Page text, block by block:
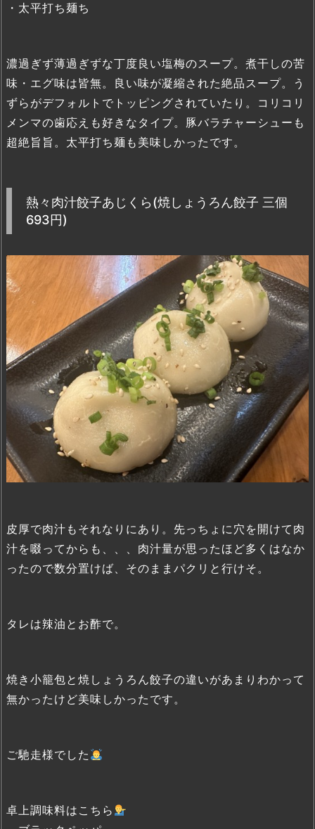
・太平打ち麺ち
濃過ぎず薄過ぎずな丁度良い塩梅のスープ。煮干しの苦
味・エグ味は皆無。良い味が凝縮された絶品スープ。う
ずらがデフォルトでトッピングされていたり。コリコリ
メンマの歯応えも好きなタイプ。豚バラチャーシューも
超絶旨旨。太平打ち麺も美味しかったです。
熱々肉汁餃子あじくら(焼しょうろん餃子 三個
693円)
皮厚で肉汁もそれなりにあり。先っちょに穴を開けて肉
汁を啜ってからも、、、肉汁量が思ったほど多くはなか
ったので数分置けば、そのままパクリと行けそ。
タレは辣油とお酢で。
焼き小籠包と焼しょうろん餃子の違いがあまりわかって
無かったけど美味しかったです。
ご馳走様でした
卓上調味料はこちら